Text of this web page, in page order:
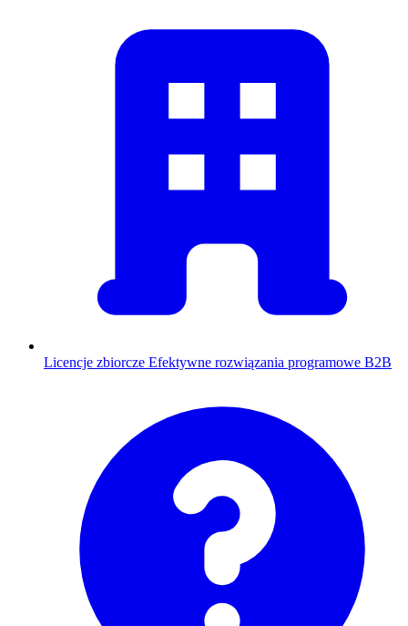
Licencje zbiorcze Efektywne rozwiązania programowe B2B